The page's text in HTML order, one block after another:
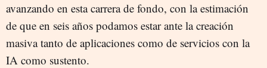
avanzando en esta carrera de fondo, con la estimación
de que en seis años podamos estar ante la creación
masiva tanto de aplicaciones como de servicios con la
IA como sustento.